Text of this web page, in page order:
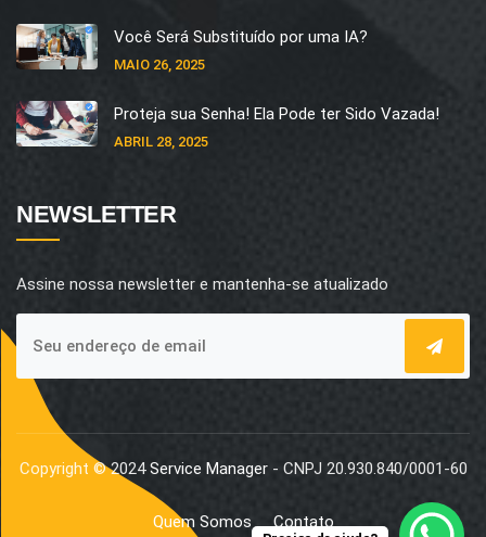
Você Será Substituído por uma IA?
MAIO 26, 2025
Proteja sua Senha! Ela Pode ter Sido Vazada!
ABRIL 28, 2025
NEWSLETTER
Assine nossa newsletter e mantenha-se atualizado
Copyright © 2024Service Manager- CNPJ 20.930.840/0001-60
Quem Somos Contato